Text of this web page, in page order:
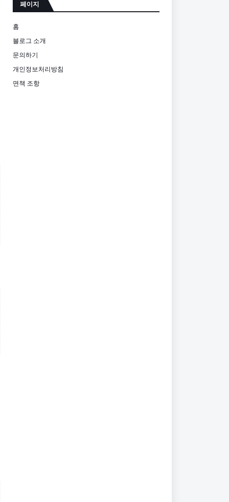
페이지
홈
블로그 소개
문의하기
개인정보처리방침
면책 조항